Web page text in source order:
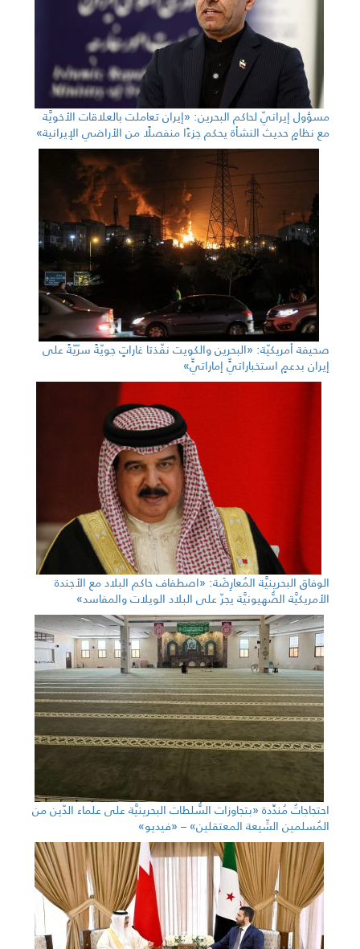
مسؤول إيرانيّ لحاكم البحرين: «إيران تعاملت بالعلاقات الأخويَّة
مع نظامٍ حديث النشأة يحكم جزءًا منفصلًا من الأراضي الإيرانية»
صحيفة أمريكيّة: «البحرين والكويت نفّذتا غاراتٍ جويّةً سرّيّةً على
إيران بدعمٍ استخباراتيٍّ إماراتيٍّ»
الوفاق البحرينيَّة المُعارِضَة: «اصطفاف حاكم البلاد مع الأجندة
الأمريكيَّة الصُّهيونيَّة يجرّ على البلاد الويلات والمفاسد»
احتجاجاتٌ مُندِّدة «بتجاوزات السُّلطات البحرينيَّة على علماء الدّين من
المُسلمين الشّيعة المعتقلين» – «فيديو»